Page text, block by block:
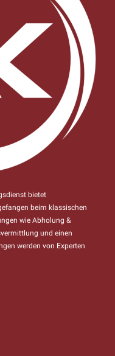
bietet
beim klassischen
wie Abholung &
und einen
werden von Experten